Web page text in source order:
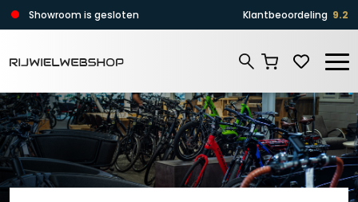
Zoeken
Showroom is gesloten Klantbeoordeling 9.2